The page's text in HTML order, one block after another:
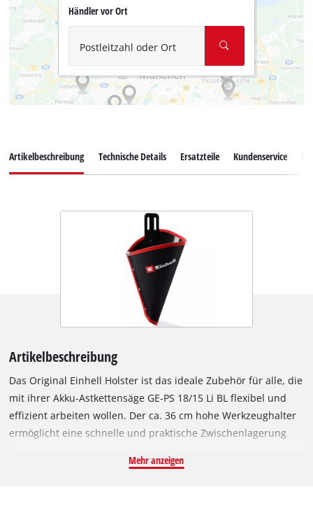
Händler vor Ort
Postleitzahl oder Ort
Artikelbeschreibung Technische Details Ersatzteile Kundenservice
Artikelbeschreibung
Das Original Einhell Holster ist das ideale Zubehör für alle, die
mit ihrer Akku-Astkettensäge GE-PS 18/15 Li BL flexibel und
effizient arbeiten wollen. Der ca. 36 cm hohe Werkzeughalter
ermöglicht eine schnelle und praktische Zwischenlagerung
Einsatz im Garten oder auf der Baustelle. Dank der
Mehr anzeigen